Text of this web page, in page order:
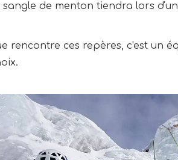
de menton tiendra lors
rencontre ces repères, c'est un